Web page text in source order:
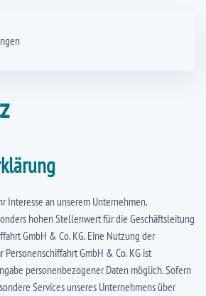
Interesse an unserem Unternehmen.
hohen Stellenwert für die Geschäftsleitung
GmbH & Co. KG. Eine Nutzung der
Personenschiffahrt GmbH & Co. KG ist
personenbezogener Daten möglich. Sofern
Services unseres Unternehmens über